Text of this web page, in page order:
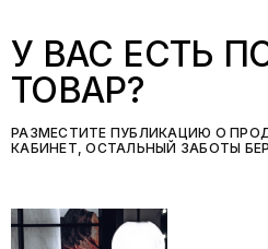
У ВАС ЕСТЬ
ТОВАР?
РАЗМЕСТИТЕ ПУБЛИКАЦИЮ О
КАБИНЕТ, ОСТАЛЬНЫЙ ЗАБОТЫ